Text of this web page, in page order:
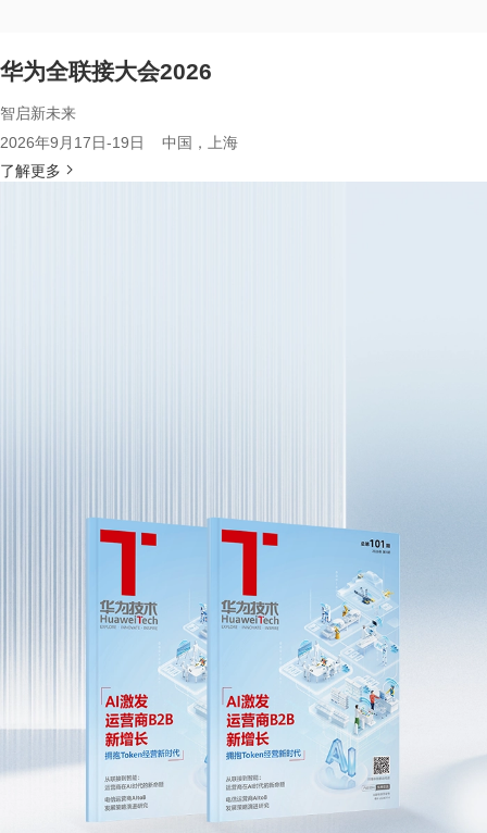
华为全联接大会2026
智启新未来
2026年9月17日-19日 中国，上海
了解更多